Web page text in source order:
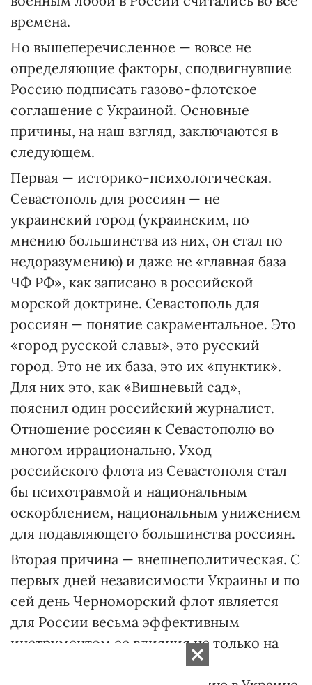
времена.
Но вышеперечисленное — вовсе не
определяющие факторы, сподвигнувшие
Россию подписать газово-флотское
соглашение с Украиной. Основные
причины, на наш взгляд, заключаются в
следующем.
Первая — историко-психологическая.
Севастополь для россиян — не
украинский город (украинским, по
мнению большинства из них, он стал по
недоразумению) и даже не «главная база
ЧФ РФ», как записано в российской
морской доктрине. Севастополь для
россиян — понятие сакраментальное. Это
«город русской славы», это русский
город. Это не их база, это их «пунктик».
Для них это, как «Вишневый сад»,
пояснил один российский журналист.
Отношение россиян к Севастополю во
многом иррационально. Уход
российского флота из Севастополя стал
бы психотравмой и национальным
оскорблением, национальным унижением
для подавляющего большинства россиян.
Вторая причина — внешнеполитическая. С
первых дней независимости Украины и по
сей день Черноморский флот является
для России весьма эффективным
инструментом ее влияния не только на
ситуацию в Крыму, но и на